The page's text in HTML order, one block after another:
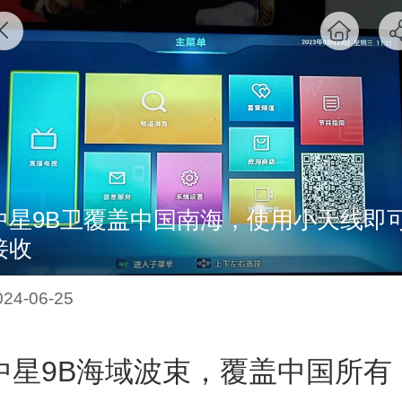
星9B卫覆盖中国南海，使用小天线即
收
06-25
星9B海域波束，覆盖中国所有